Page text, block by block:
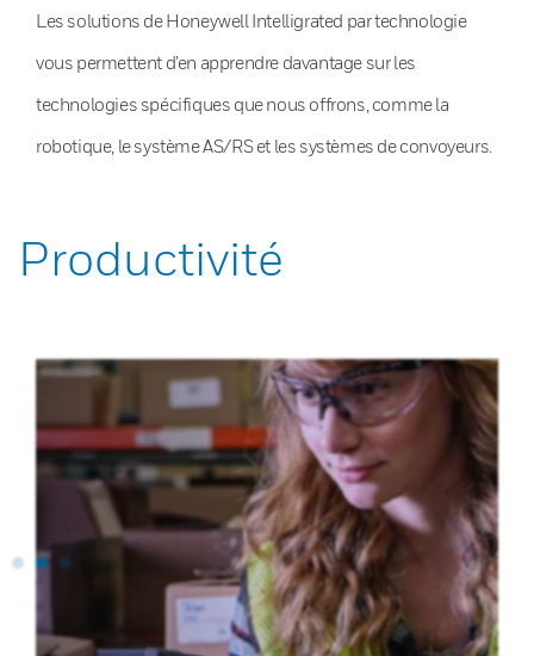
Les solutions de Honeywell Intelligrated par technologie
vous permettent d’en apprendre davantage sur les
technologies spécifiques que nous offrons, comme la
robotique, le système AS/RS et les systèmes de convoyeurs.
Productivité